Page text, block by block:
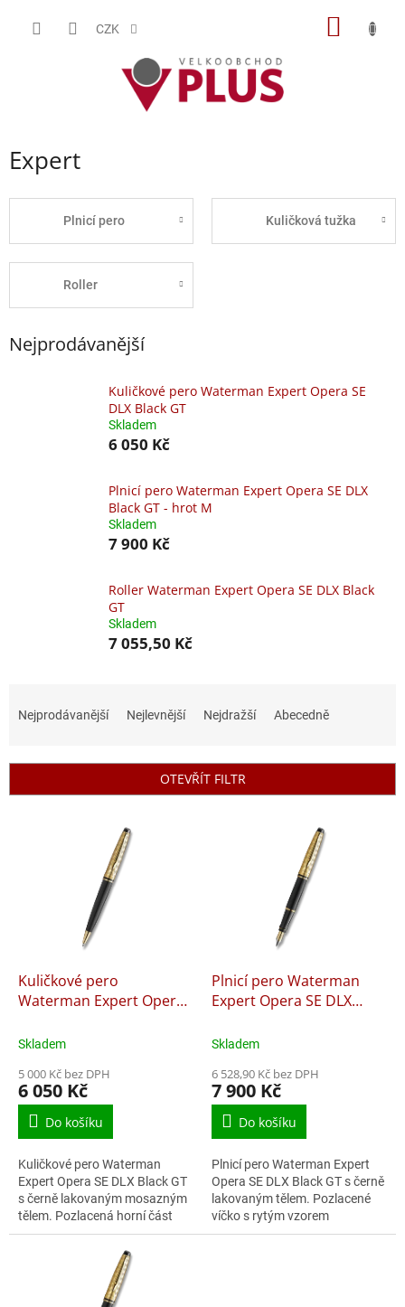
CZK
Expert
Plnicí pero Kuličková tužka
Roller
Nejprodávanější
Kuličkové pero Waterman Expert Opera SE
DLX Black GT
Skladem
6 050 Kč
Plnicí pero Waterman Expert Opera SE DLX
Black GT - hrot M
Skladem
7 900 Kč
Roller Waterman Expert Opera SE DLX Black
GT
Skladem
7 055,50 Kč
í
Nejprodávanější Nejlevnější Nejdražší Abecedně
OTEVŘÍT FILTR
u
Kuličkové pero
Waterman Expert Opera
Skladem
5 000 Kč bez DPH
6 050 Kč
Do košíku
Kuličkové pero Waterman
Expert Opera SE DLX Black GT
s černě lakovaným mosazným
tělem. Pozlacená horní část
těla s rytým vzorem
inspirovaným operou. V
kombinaci s pozlacenými...
Plnicí pero Waterman
Expert Opera SE DLX
Skladem
6 528,90 Kč bez DPH
7 900 Kč
Do košíku
Plnicí pero Waterman Expert
Opera SE DLX Black GT s černě
lakovaným tělem. Pozlacené
víčko s rytým vzorem
inspirovaným operou. V